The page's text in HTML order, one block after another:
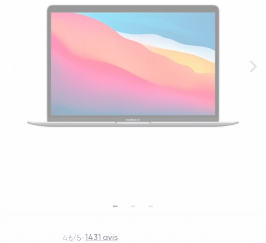
4.6/5-1431 avis